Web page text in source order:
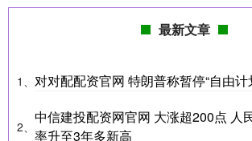
最新文章
1、 对对配配资官网 特朗普称暂停“自由计
2、
中信建投配资网官网 大涨超200点 人
率升至3年多新高